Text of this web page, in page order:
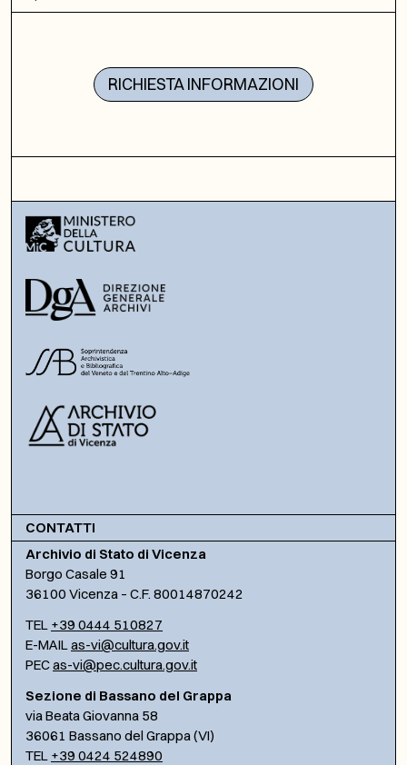
RICHIESTA INFORMAZIONI
CONTATTI
Archivio di Stato di Vicenza
Borgo Casale 91
36100 Vicenza – C.F. 80014870242
TEL +39 0444 510827
E-MAILas-vi@cultura.gov.it
PECas-vi@pec.cultura.gov.it
Sezione di Bassano del Grappa
via Beata Giovanna 58
36061 Bassano del Grappa (VI)
TEL +39 0424 524890